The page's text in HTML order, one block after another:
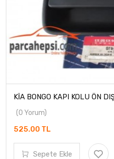
KİA BONGO KAPI KOLU ÖN
(0 Yorum)
525.00 TL
Sepete Ekle